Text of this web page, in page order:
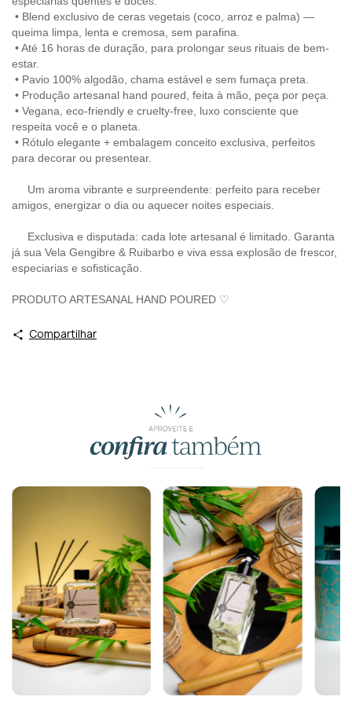
• Blend exclusivo de ceras vegetais (coco, arroz e palma) —
queima limpa, lenta e cremosa, sem parafina.
•Até 16 horas de duração, para prolongar seus rituais de bem-
estar.
• Pavio 100% algodão, chama estável e sem fumaça preta.
• Produção artesanal hand poured, feita à mão, peça por peça.
• Vegana, eco-friendly e cruelty-free, luxo consciente que
respeita você e o planeta.
• Rótulo elegante + embalagem conceito exclusiva, perfeitos
para decorar ou presentear.
Um aroma vibrante e surpreendente: perfeito para receber
amigos, energizar o dia ou aquecer noites especiais.
Exclusiva e disputada: cada lote artesanal é limitado. Garanta
já sua Vela Gengibre & Ruibarbo e viva essa explosão de frescor,
especiarias e sofisticação.
PRODUTO ARTESANAL HAND POURED ♡
Compartilhar
Produtos similares